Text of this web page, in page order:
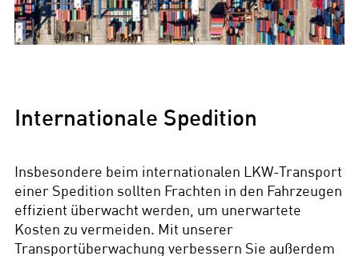
Internationale Spedition
Insbesondere beim internationalen LKW-Transport
einer Spedition sollten Frachten in den Fahrzeugen
effizient überwacht werden, um unerwartete
Kosten zu vermeiden. Mit unserer
Transportüberwachung verbessern Sie außerdem